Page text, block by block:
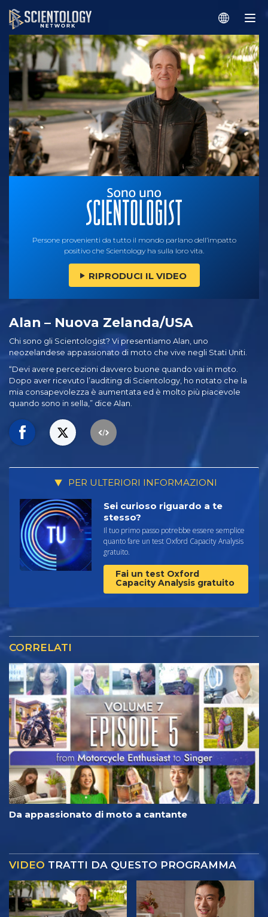
Persone provenienti da tutto il mondo parlano dell’impatto
positivo che Scientology ha sulla loro vita.
RIPRODUCI IL VIDEO
Alan – Nuova Zelanda/USA
Chi sono gli Scientologist? Vi presentiamo Alan, uno
neozelandese appassionato di moto che vive negli Stati Uniti.
“Devi avere percezioni davvero buone quando vai in moto.
Dopo aver ricevuto l’auditing di Scientology, ho notato che la
mia consapevolezza è aumentata ed è molto più piacevole
quando sono in sella,” dice Alan.
PER ULTERIORI INFORMAZIONI
Sei curioso riguardo a te
stesso?
Il tuo primo passo potrebbe essere semplice
quanto fare un test Oxford Capacity Analysis
gratuito.
Fai un test Oxford
Capacity Analysis gratuito
CORRELATI
Da appassionato di moto a cantante
VIDEO TRATTI DA QUESTO PROGRAMMA